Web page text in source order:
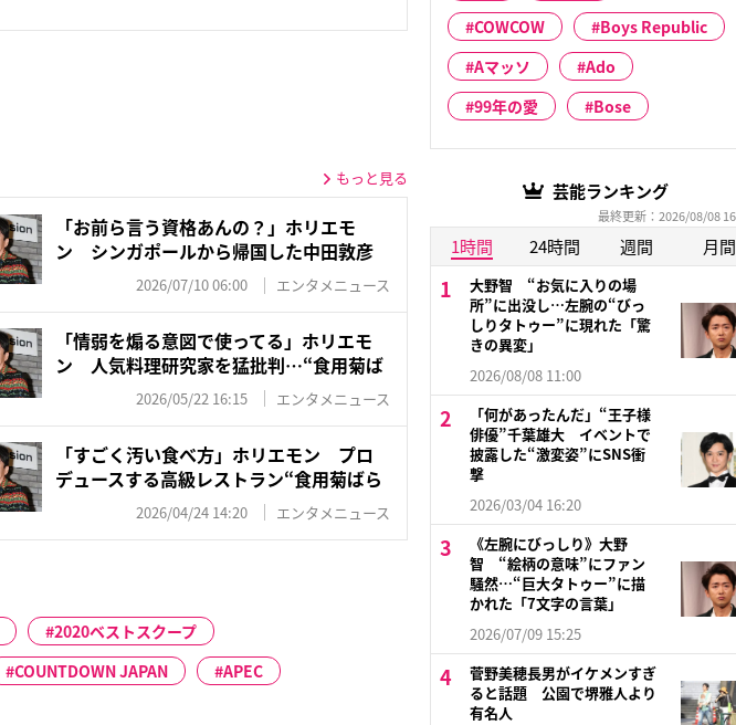
もっと見る
「お前ら言う資格あんの？」ホリエモ
ン シンガポールから帰国した中田敦彦
2026/07/10 06:00 エンタメニュース
「情弱を煽る意図で使ってる」ホリエモ
ン 人気料理研究家を猛批判…“食用菊ば
2026/05/22 16:15 エンタメニュース
「すごく汚い食べ方」ホリエモン プロ
デュースする高級レストラン“食用菊ばら
2026/04/24 14:20 エンタメニュース
2020ベストスクープ
COUNTDOWN JAPAN APEC
COWCOW
Boys Republic
Aマッソ
Ado
99年の愛
Bose
芸能ランキング
最終更新：2026/08/08
1時間 24時間 週間 月間
大野智 “お気に入りの場
所”に出没し…左腕の“びっ
しりタトゥー”に現れた「驚
きの異変」
2026/08/08 11:00
「何があったんだ」“王子様
俳優”千葉雄大 イベントで
披露した“激変姿”にSNS衝
撃
2026/03/04 16:20
《左腕にびっしり》大野
智 “絵柄の意味”にファン
騒然…“巨大タトゥー”に描
かれた「7文字の言葉」
2026/07/09 15:25
菅野美穂長男がイケメンすぎ
ると話題 公園で堺雅人より
有名人